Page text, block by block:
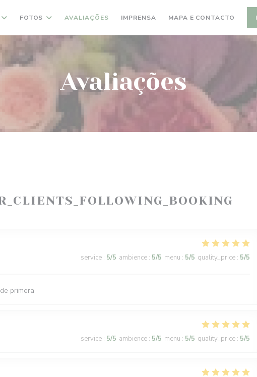
FOTOS AVALIAÇÕES IMPRENSA MAPA E CONTACTO
Avaliações
service : 5/5 ambience : 5/5 menu : 5/5 quality_price : 5/5
primera
service : 5/5 ambience : 5/5 menu : 5/5 quality_price : 5/5